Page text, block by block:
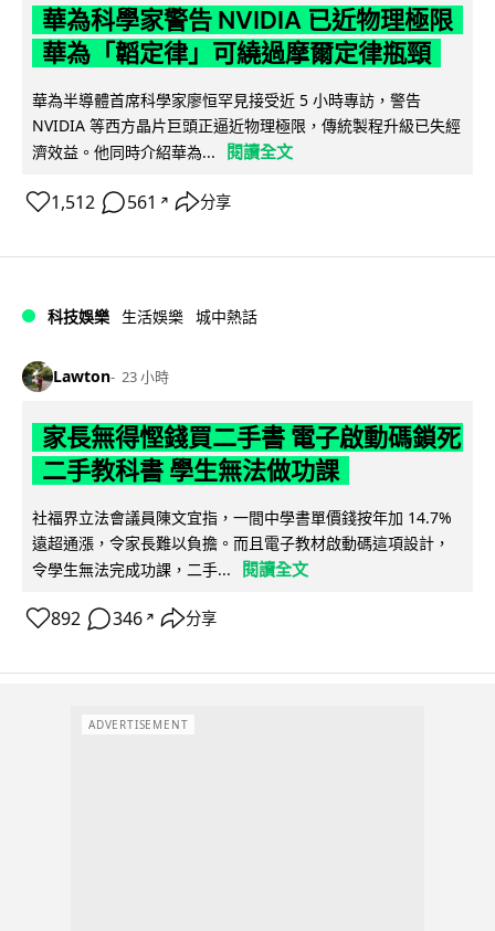
華為科學家警告 NVIDIA 已近物理極限
華為「韜定律」可繞過摩爾定律瓶頸
華為半導體首席科學家廖恒罕見接受近 5 小時專訪，警告
NVIDIA 等西方晶片巨頭正逼近物理極限，傳統製程升級已失經
濟效益。他同時介紹華為...
閱讀全文
1,512 561 ↗ 分享
科技娛樂 生活娛樂 城中熱話
Lawton 23 小時
家長無得慳錢買二手書 電子啟動碼鎖死
二手教科書 學生無法做功課
社福界立法會議員陳文宜指，一間中學書單價錢按年加 14.7%
遠超通漲，令家長難以負擔。而且電子教材啟動碼這項設計，
令學生無法完成功課，二手...
閱讀全文
892 346 ↗ 分享
ADVERTISEMENT